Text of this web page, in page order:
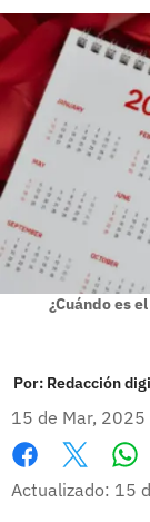
¿Cuándo es
Por: Redacción
15 de Mar, 2025
Facebook
X
Actualizado: 15